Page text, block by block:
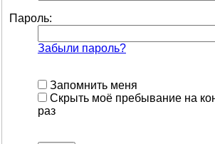
Пароль:
Забыли пароль?
Запомнить меня
Скрыть моё пребывание на
раз